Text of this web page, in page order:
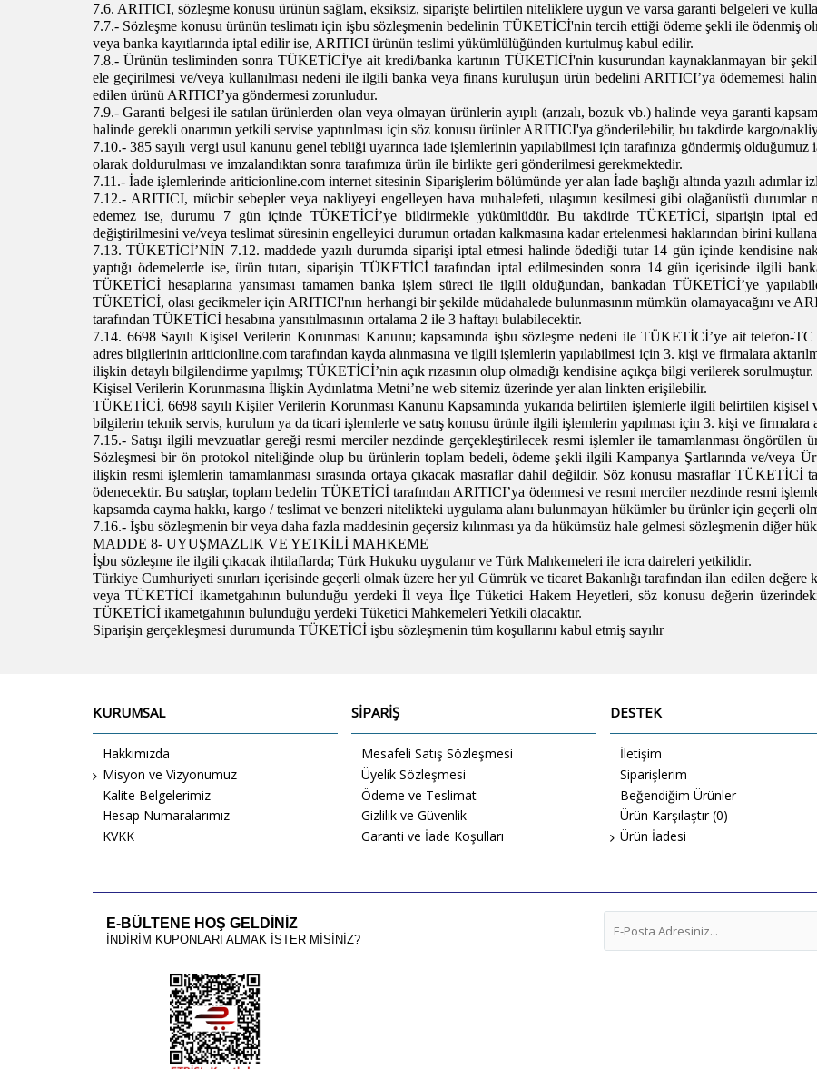
7.6. ARITICI, sözleşme konusu ürünün sağlam, eksiksiz, siparişte belirtilen niteliklere uygun ve varsa garanti belgeleri ve
7.7.- Sözleşme konusu ürünün teslimatı için işbu sözleşmenin bedelinin TÜKETİCİ'nin tercih ettiği ödeme şekli ile ödenmiş
veya banka kayıtlarında iptal edilir ise, ARITICI ürünün teslimi yükümlülüğünden kurtulmuş kabul edilir.
7.8.- Ürünün tesliminden sonra TÜKETİCİ'ye ait kredi/banka kartının TÜKETİCİ'nin kusurundan kaynaklanmayan bir
ele geçirilmesi ve/veya kullanılması nedeni ile ilgili banka veya finans kuruluşun ürün bedelini ARITICI’ya ödememesi
edilen ürünü ARITICI’ya göndermesi zorunludur.
7.9.- Garanti belgesi ile satılan ürünlerden olan veya olmayan ürünlerin ayıplı (arızalı, bozuk vb.) halinde veya garanti
halinde gerekli onarımın yetkili servise yaptırılması için söz konusu ürünler ARITICI'ya gönderilebilir, bu takdirde kargo/
7.10.- 385 sayılı vergi usul kanunu genel tebliği uyarınca iade işlemlerinin yapılabilmesi için tarafınıza göndermiş
olarak doldurulması ve imzalandıktan sonra tarafımıza ürün ile birlikte geri gönderilmesi gerekmektedir.
7.11.- İade işlemlerinde ariticionline.com internet sitesinin Siparişlerim bölümünde yer alan İade başlığı altında yazılı adımlar
7.12.- ARITICI, mücbir sebepler veya nakliyeyi engelleyen hava muhalefeti, ulaşımın kesilmesi gibi olağanüstü durumlar
edemez ise, durumu 7 gün içinde TÜKETİCİ’ye bildirmekle yükümlüdür. Bu takdirde TÜKETİCİ, siparişin iptal
değiştirilmesini ve/veya teslimat süresinin engelleyici durumun ortadan kalkmasına kadar ertelenmesi haklarından birini
7.13.TÜKETİCİ’NİN 7.12. maddede yazılı durumda siparişi iptal etmesi halinde ödediği tutar 14 gün içinde kendisine
yaptığı ödemelerde ise, ürün tutarı, siparişin TÜKETİCİ tarafından iptal edilmesinden sonra 14 gün içerisinde ilgili
TÜKETİCİ hesaplarına yansıması tamamen banka işlem süreci ile ilgili olduğundan, bankadan TÜKETİCİ’ye
TÜKETİCİ, olası gecikmeler için ARITICI'nın herhangi bir şekilde müdahalede bulunmasının mümkün olamayacağını ve
tarafından TÜKETİCİ hesabına yansıtılmasının ortalama 2 ile 3 haftayı bulabilecektir.
7.14. 6698 Sayılı Kişisel Verilerin Korunması Kanunu; kapsamında işbu sözleşme nedeni ile TÜKETİCİ’ye aittelefon-
adres bilgilerinin ariticionline.com tarafından kayda alınmasına ve ilgili işlemlerin yapılabilmesi için 3. kişi ve firmalara
ilişkin detaylı bilgilendirme yapılmış; TÜKETİCİ’nin açık rızasının olup olmadığı kendisine açıkça bilgi verilerek sorulmuştur.
Kişisel Verilerin Korunmasına İlişkin Aydınlatma Metni’ne web sitemiz üzerinde yer alan linkten erişilebilir.
TÜKETİCİ, 6698 sayılı Kişiler Verilerin Korunması Kanunu Kapsamında yukarıda belirtilen işlemlerle ilgili belirtilen kişisel
bilgilerin teknik servis, kurulum ya da ticari işlemlerle ve satış konusu ürünle ilgili işlemlerin yapılması için 3. kişi ve firmalara
7.15.- Satışı ilgili mevzuatlar gereği resmi merciler nezdinde gerçekleştirilecek resmi işlemler ile tamamlanması
Sözleşmesi bir ön protokol niteliğinde olup bu ürünlerin toplam bedeli, ödeme şekli ilgili Kampanya Şartlarında ve/veya
ilişkin resmi işlemlerin tamamlanması sırasında ortaya çıkacak masraflar dahil değildir. Söz konusu masraflar TÜKETİCİ
ödenecektir. Bu satışlar, toplam bedelin TÜKETİCİ tarafından ARITICI’ya ödenmesi ve resmi merciler nezdinde resmi
kapsamda cayma hakkı, kargo / teslimat ve benzeri nitelikteki uygulama alanı bulunmayan hükümler bu ürünler için geçerli
7.16.- İşbu sözleşmenin bir veya daha fazla maddesinin geçersiz kılınması ya da hükümsüz hale gelmesi sözleşmenin diğer
MADDE 8- UYUŞMAZLIK VE YETKİLİ MAHKEME
İşbu sözleşme ile ilgili çıkacak ihtilaflarda; Türk Hukuku uygulanır ve Türk Mahkemeleri ile icra daireleri yetkilidir.
Türkiye Cumhuriyeti sınırları içerisinde geçerli olmak üzere her yıl Gümrük ve ticaret Bakanlığı tarafından ilan edilen
veya TÜKETİCİ ikametgahının bulunduğu yerdeki İl veya İlçe Tüketici Hakem Heyetleri, söz konusu değerin
TÜKETİCİ ikametgahının bulunduğu yerdeki Tüketici Mahkemeleri Yetkili olacaktır.
Siparişin gerçekleşmesi durumunda TÜKETİCİ işbu sözleşmenin tüm koşullarını kabul etmiş sayılır
KURUMSAL
Hakkımızda
Misyon ve Vizyonumuz
Kalite Belgelerimiz
Hesap Numaralarımız
KVKK
SİPARİŞ
Mesafeli Satış Sözleşmesi
Üyelik Sözleşmesi
Ödeme ve Teslimat
Gizlilik ve Güvenlik
Garanti ve İade Koşulları
DESTEK
İletişim
Siparişlerim
Beğendiğim Ürünler
Ürün Karşılaştır (0)
Ürün İadesi
E-BÜLTENE HOŞ GELDİNİZ
İNDİRİM KUPONLARI ALMAK İSTER MİSİNİZ?